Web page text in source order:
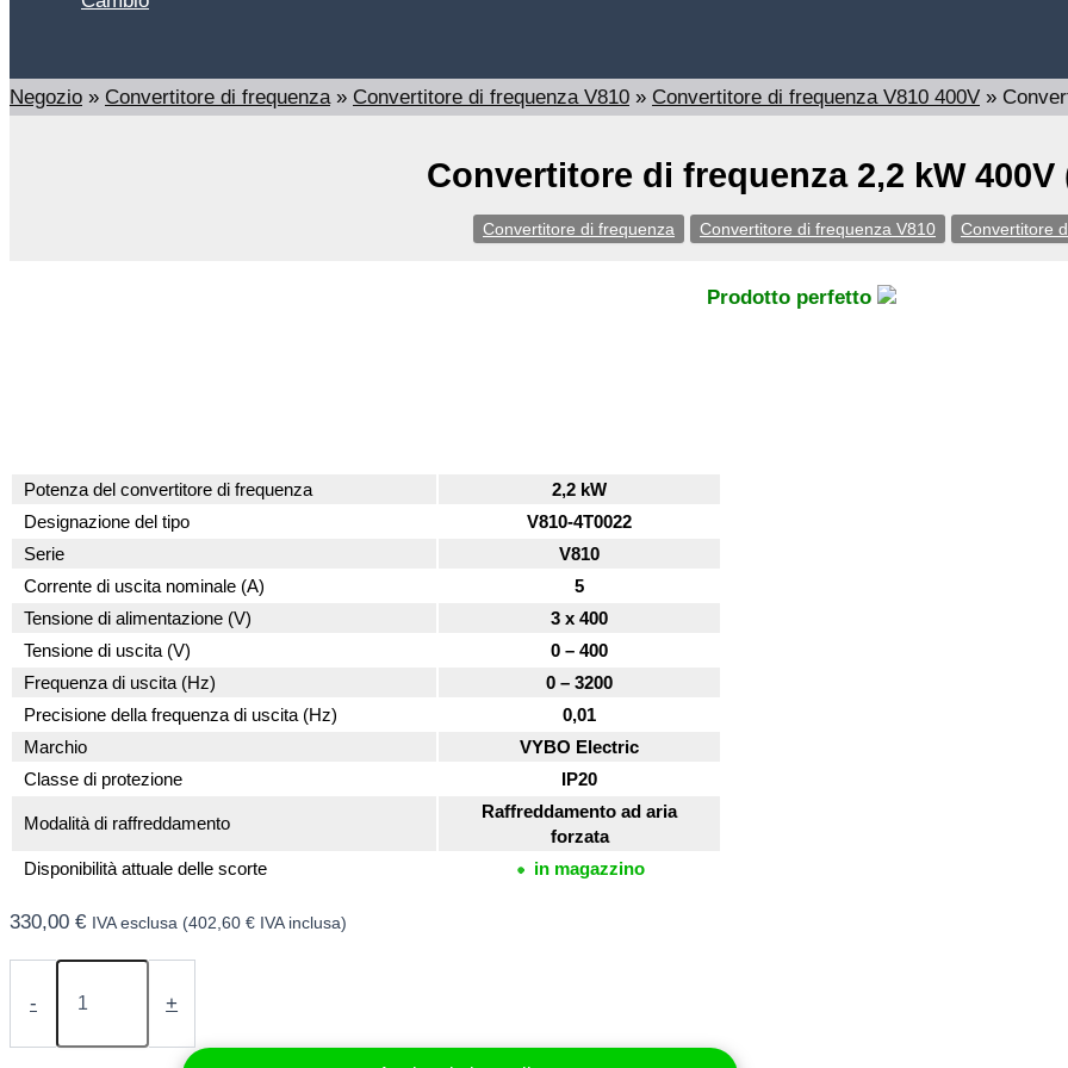
Negozio » Convertitore di frequenza» Convertitore di frequenza V810 » Convertitore di frequenza V810 400V »
Convertitore di frequenza 2,2 kW 400V
Convertitore di frequenza Convertitore di frequenza V810 Convertitore
Prodotto perfetto
Potenza del convertitore di frequenza
2,2 kW
Designazione del tipo
V810-4T0022
Serie
V810
Corrente di uscita nominale (A)
5
Tensione di alimentazione (V)
3 x 400
Tensione di uscita (V)
0 – 400
Frequenza di uscita (Hz)
0 – 3200
Precisione della frequenza di uscita (Hz)
0,01
Marchio
VYBO Electric
Classe di protezione
IP20
Modalità di raffreddamento
Raffreddamento ad aria
forzata
Disponibilità attuale delle scorte
in magazzino
330,00 € IVA esclusa (402,60 € IVA inclusa)
-
Convertitore
frequenza
2,2
+